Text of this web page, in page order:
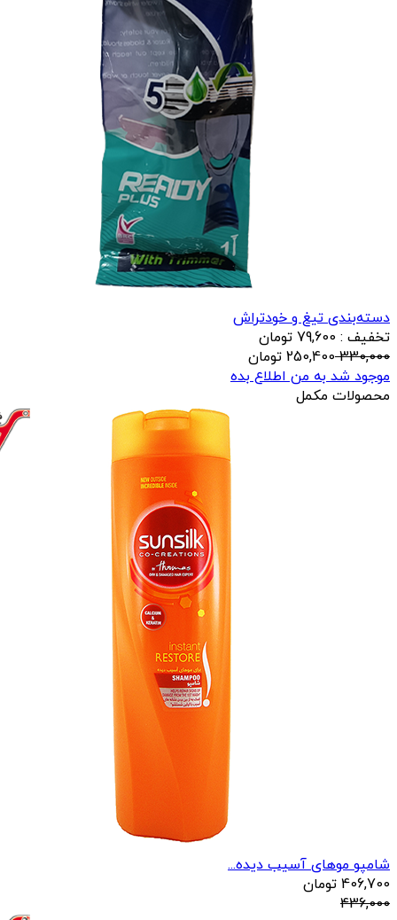
دسته‌بندی تیغ و خودتراش
تخفیف : 79,600 تومان
330,000
250,400 تومان
موجود شد به من اطلاع بده
محصولات مکمل
شامپو موهای آسیب دیده...
406,700 تومان
436,000